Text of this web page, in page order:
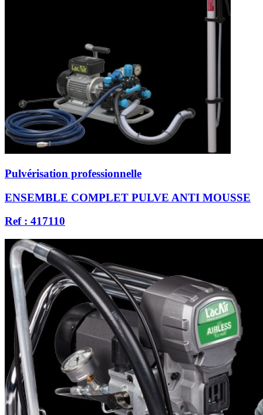
Pulvérisation professionnelle
ENSEMBLE COMPLET PULVE ANTI MOUSSE
Ref : 417110